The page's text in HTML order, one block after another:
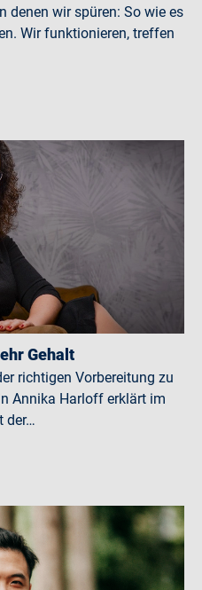
denen wir spüren: So wie es
Wir funktionieren, treffen
Gehalt
richtigen Vorbereitung zu
Annika Harloff erklärt im
der…